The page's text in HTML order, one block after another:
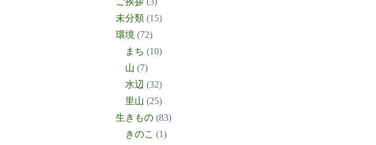
未分類(15)
環境 (72)
まち (10)
山 (7)
水辺 (32)
里山 (25)
生きもの(83)
きのこ (1)